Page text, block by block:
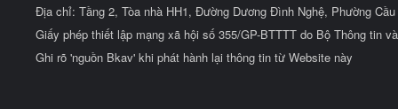
Địa chỉ: Tầng 2, Tòa nhà HH1, Đường Dương Đình Nghệ, Phường
Giấy phép thiết lập mạng xã hội số 355/GP-BTTTT do Bộ Thông tin
Ghi rõ 'nguồn Bkav' khi phát hành lại thông tin từ Website này